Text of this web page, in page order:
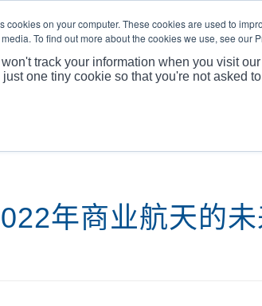
cookies on your computer. These cookies are used to
To find out more about the cookies we use, see our
track your information when you visit
just one tiny cookie so that you're not asked
年商业航天的未